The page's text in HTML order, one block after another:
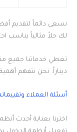
نسعى دائماً لتقديم
لك حلاً مثالياً يناسب
تغطي خدماتنا جميع
ديناراً. نحن نتفهم
أسئلة العملاء
اخترنا بعناية أحدث